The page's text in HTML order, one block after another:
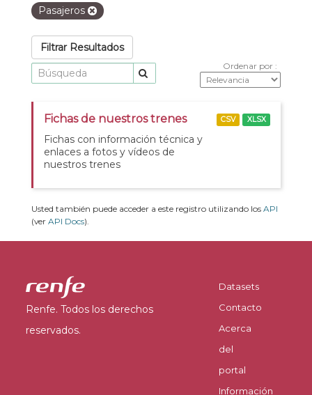
Pasajeros
Filtrar Resultados
Ordenar por
Fichas de nuestros trenes
Fichas con información técnica y
enlaces a fotos y vídeos de
nuestros trenes
CSV XLSX
Usted también puede acceder a este registro utilizando los API
(ver API Docs).
Renfe. Todos los derechos
reservados.
Datasets
Contacto
Acerca
del
portal
Información